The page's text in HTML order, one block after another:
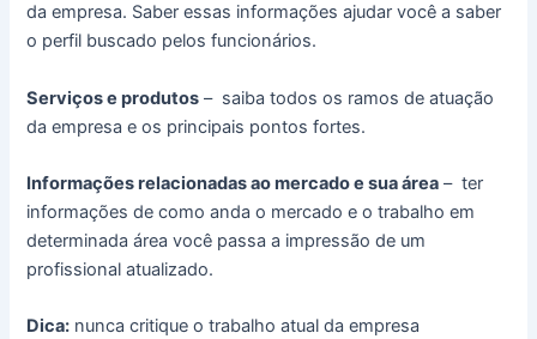
da empresa. Saber essas informações ajudar você a saber
o perfil buscado pelos funcionários.
Serviços e produtos – saiba todos os ramos de atuação
da empresa e os principais pontos fortes.
Informações relacionadas ao mercado e sua área – ter
informações de como anda o mercado e o trabalho em
determinada área você passa a impressão de um
profissional atualizado.
Dica: nunca critique o trabalho atual da empresa